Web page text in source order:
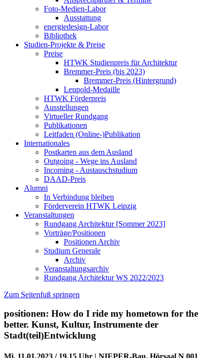
Foto-Medien-Labor
Ausstattung
energiedesign-Labor
Bibliothek
Studien-Projekte & Preise
Preise
HTWK Studienpreis für Architektur
Bremmer-Preis (bis 2023)
Bremmer-Preis (Hintergrund)
Leupold-Medaille
HTWK Förderpreis
Ausstellungen
Virtueller Rundgang
Publikationen
Leitfaden (Online-)Publikation
Internationales
Postkarten aus dem Ausland
Outgoing - Wege ins Ausland
Incoming - Austauschstudium
DAAD-Preis
Alumni
In Verbindung bleiben
Förderverein HTWK Leipzig
Veranstaltungen
Rundgang Architektur [Sommer 2023]
Vorträge/Positionen
Positionen Archiv
Studium Generale
Archiv
Veranstaltungsarchiv
Rundgang Architektur WS 2022/2023
Zum Seitenfuß springen
positionen: How do I ride my hometown for the
better. Kunst, Kultur, Instrumente der
Stadt(teil)Entwicklung
Mi, 11.01.2023 / 19.15 Uhr | NIEPER-Bau, Hörsaal N 001